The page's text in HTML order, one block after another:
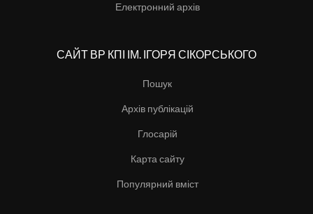
Електронний архів
САЙТ ВР КПІ ІМ. ІГОРЯ СІКОРСЬКОГО
Пошук
Архів публікацій
Глосарій
Карта сайту
Популярний вміст